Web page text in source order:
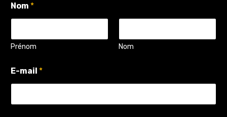
o
t
e
P
e
z
o
Nom *
Prénom Nom
E-mail *